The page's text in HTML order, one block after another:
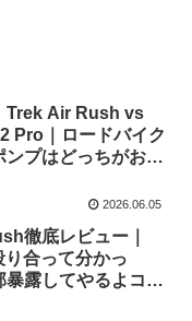
Trek Air Rush vs
Pro｜ロードバイク
ンプはどっちがおす
2026.06.05
徹底レビュー｜
合って分かっ
暴露してやるよコノ